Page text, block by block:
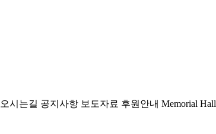
오시는길 공지사항 보도자료 후원안내 Memorial Hall